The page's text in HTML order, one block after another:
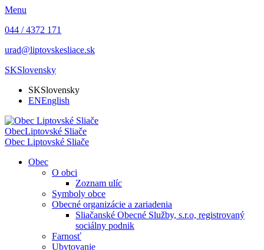
Menu
044 / 4372 171
urad@liptovskesliace.sk
SKSlovensky
SKSlovensky
ENEnglish
ObecLiptovské Sliače
Obec Liptovské Sliače
Obec
O obci
Zoznam ulíc
Symboly obce
Obecné organizácie a zariadenia
Sliačanské Obecné Služby, s.r.o, registrovaný
sociálny podnik
Farnosť
Ubytovanie